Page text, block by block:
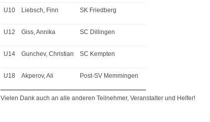
U10 Liebsch, Finn SK Friedberg
U12 Giss, Annika SC Dillingen
U14 Gunchev, Christian SC Kempten
U18 Akperov, Ali Post-SV Memmingen
Vielen Dank auch an alle anderen Teilnehmer, Veranstalter und Helfer!